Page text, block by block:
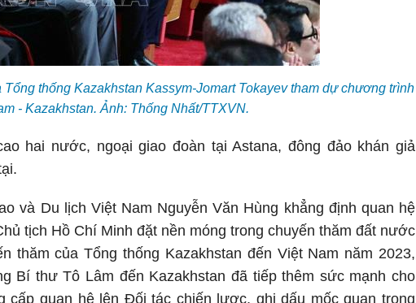
thống Kazakhstan Kassym-Jomart Tokayev tham dự chương trình
- Kazakhstan. Ảnh: Thống Nhất/TTXVN.
hai nước, ngoại giao đoàn tại Astana, đông đảo khán giả
và Du lịch Việt Nam Nguyễn Văn Hùng khẳng định quan hệ
tịch Hồ Chí Minh đặt nền móng trong chuyến thăm đất nước
thăm của Tổng thống Kazakhstan đến Việt Nam năm 2023,
Bí thư Tô Lâm đến Kazakhstan đã tiếp thêm sức mạnh cho
quan hệ lên Đối tác chiến lược, ghi dấu mốc quan trọng